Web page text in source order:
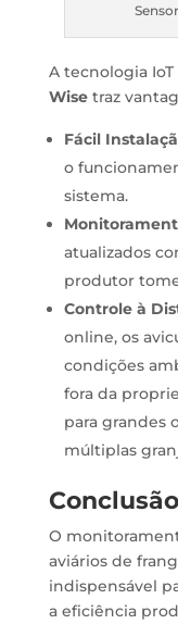
A tecnologia
Wisetraz
Fácil
o
sistema.
atualizados
produtor
Controle à
online, os
condições
fora da
para grandes
múltiplas
Conclusão
O
aviários de
indispensável
a eficiência